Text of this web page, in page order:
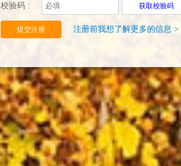
校验码 : 获取校验码
提交注册 注册前我想了解更多的信息 >